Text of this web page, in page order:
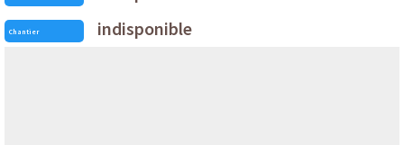
Chantier indisponible